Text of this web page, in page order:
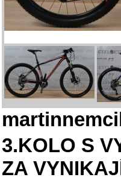
3.KOLO S
ZA